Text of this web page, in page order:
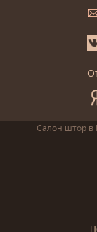
Салон штор